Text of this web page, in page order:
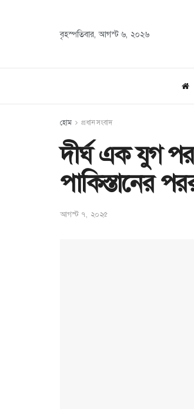
বৃহস্পতিবার, আগস্ট ৬, ২০২৬
হোম প্রধান সংবাদ
দীর্ঘ এক যুগ
পাকিস্তানের
আগস্ট ৭, ২০২৫